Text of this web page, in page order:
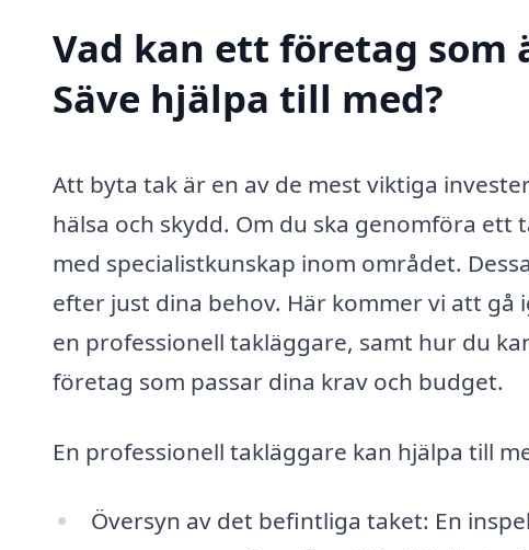
Vad kan ett företag som
Säve hjälpa till med?
Att byta tak är en av de mest viktiga
hälsa och skydd. Om du ska genomföra
med specialistkunskap inom området.
efter just dina behov. Här kommer vi att
en professionell takläggare, samt hur du
företag som passar dina krav och budget.
En professionell takläggare kan hjälpa till
Översyn av det befintliga taket: En